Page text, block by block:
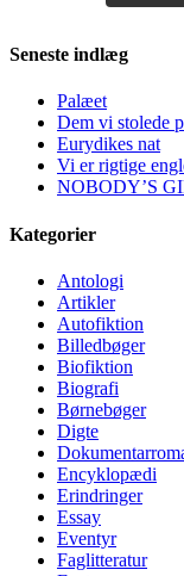
Seneste indlæg
Palæet
Dem vi stolede
Eurydikes nat
Vi er rigtige
NOBODY’S
Kategorier
Antologi
Artikler
Autofiktion
Billedbøger
Biofiktion
Biografi
Børnebøger
Digte
Encyklopædi
Erindringer
Essay
Eventyr
Faglitteratur